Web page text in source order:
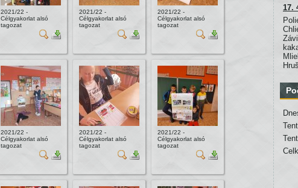
2021/22 -
Célgyakorlat alsó
tagozat
2021/22 -
Célgyakorlat alsó
tagozat
2021/22 -
Célgyakorlat alsó
tagozat
2021/22 -
Célgyakorlat alsó
tagozat
2021/22 -
Célgyakorlat alsó
tagozat
2021/22 -
Célgyakorlat alsó
tagozat
17.